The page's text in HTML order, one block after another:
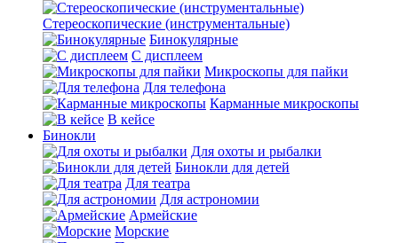
Стереоскопические (инструментальные)
Бинокулярные
С дисплеем
Микроскопы для пайки
Для телефона
Карманные микроскопы
В кейсе
Бинокли
Для охоты и рыбалки
Бинокли для детей
Для театра
Для астрономии
Армейские
Морские